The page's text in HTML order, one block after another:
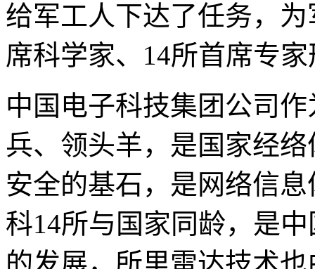
给军工人下达了任务，
席科学家、14所首席专
中国电子科技集团公司
兵、领头羊，是国家经
安全的基石，是网络信
科14所与国家同龄，是